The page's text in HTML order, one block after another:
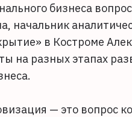
бизнеса
в Костроме
на разных этапах
— это вопрос